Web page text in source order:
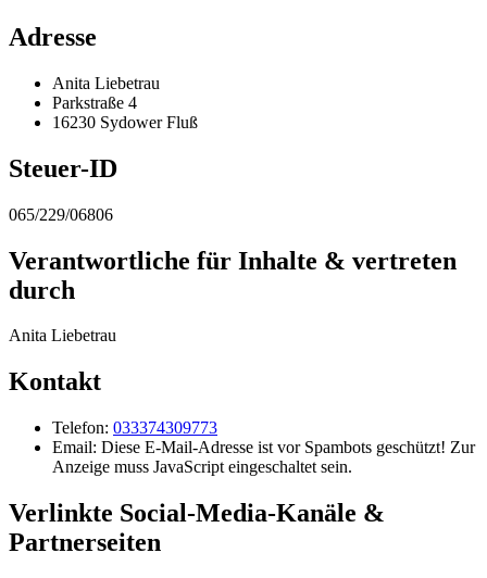
Adresse
Anita Liebetrau
Parkstraße 4
16230 Sydower Fluß
Steuer-ID
065/229/06806
Verantwortliche für Inhalte & vertreten
durch
Anita Liebetrau
Kontakt
Telefon: 033374309773
Email: Diese E-Mail-Adresse ist vor Spambots geschützt! Zur
Anzeige muss JavaScript eingeschaltet sein.
Verlinkte Social-Media-Kanäle &
Partnerseiten